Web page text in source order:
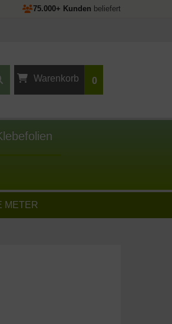
75.000+ Kunden beliefert
Warenkorb 0
leer.
METER